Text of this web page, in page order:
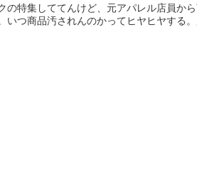
の特集しててんけど、元アパレル店員か
いつ商品汚されんのかってヒヤヒヤする